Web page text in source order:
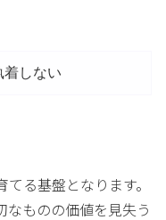
着しない
る基盤となります。
なものの価値を見失う